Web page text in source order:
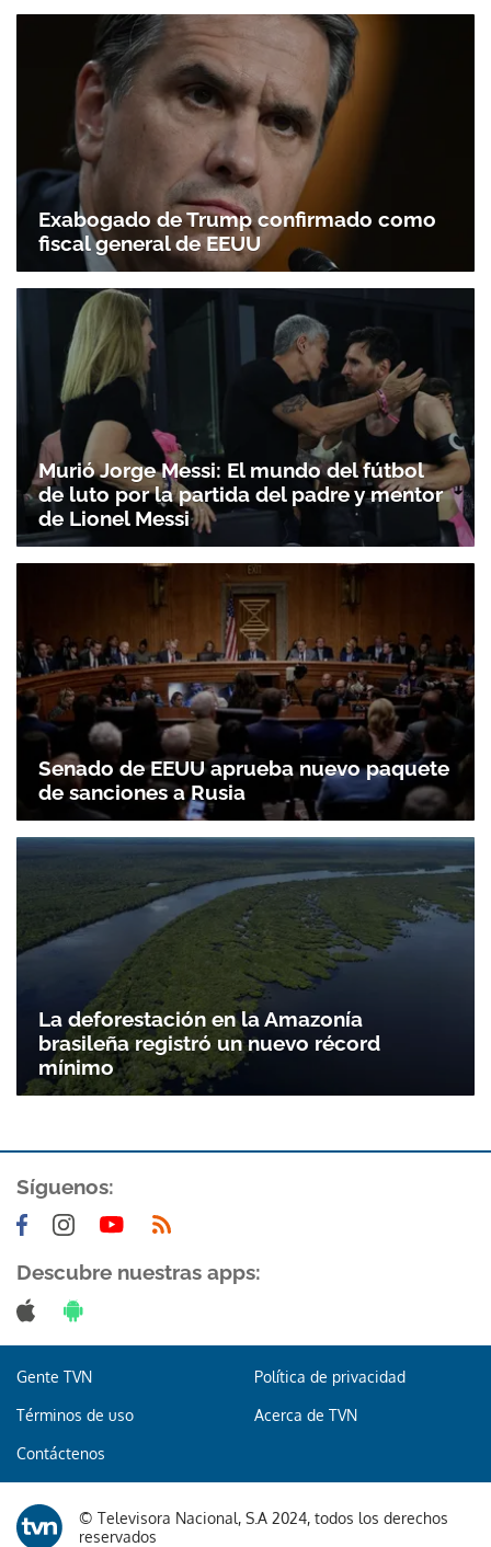
Gracias por suscribirte a nuestro boletín.
ACEPTAR
Exabogado de Trump confirmado como
fiscal general de EEUU
Murió Jorge Messi: El mundo del fútbol
de luto por la partida del padre y mentor
de Lionel Messi
Senado de EEUU aprueba nuevo paquete
de sanciones a Rusia
La deforestación en la Amazonía
brasileña registró un nuevo récord
mínimo
Síguenos:
Descubre nuestras apps:
Gente TVN Política de privacidad
Términos de uso Acerca de TVN
Contáctenos
© Televisora Nacional, S.A 2024, todos los derechos
reservados